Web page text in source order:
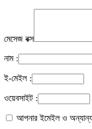
মেসেজ বক্স
নাম :
ই-মেইল :
ওয়েবসাইট :
আপনার ইমেইল ও